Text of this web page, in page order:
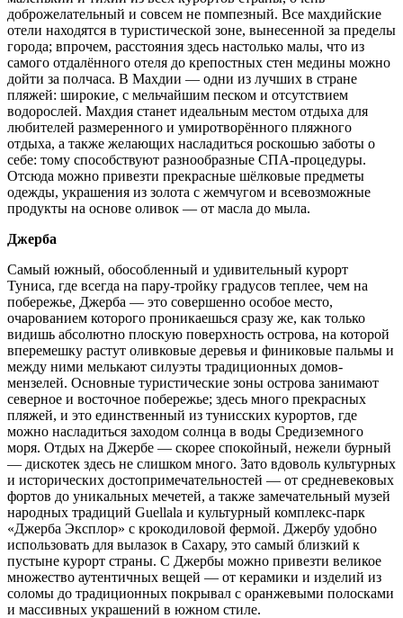
доброжелательный и совсем не помпезный. Все махдийские
отели находятся в туристической зоне, вынесенной за пределы
города; впрочем, расстояния здесь настолько малы, что из
самого отдалённого отеля до крепостных стен медины можно
дойти за полчаса. В Махдии — одни из лучших в стране
пляжей: широкие, с мельчайшим песком и отсутствием
водорослей. Махдия станет идеальным местом отдыха для
любителей размеренного и умиротворённого пляжного
отдыха, а также желающих насладиться роскошью заботы о
себе: тому способствуют разнообразные СПА-процедуры.
Отсюда можно привезти прекрасные шёлковые предметы
одежды, украшения из золота с жемчугом и всевозможные
продукты на основе оливок — от масла до мыла.
Джерба
Самый южный, обособленный и удивительный курорт
Туниса, где всегда на пару-тройку градусов теплее, чем на
побережье, Джерба — это совершенно особое место,
очарованием которого проникаешься сразу же, как только
видишь абсолютно плоскую поверхность острова, на которой
вперемешку растут оливковые деревья и финиковые пальмы и
между ними мелькают силуэты традиционных домов-
мензелей. Основные туристические зоны острова занимают
северное и восточное побережье; здесь много прекрасных
пляжей, и это единственный из тунисских курортов, где
можно насладиться заходом солнца в воды Средиземного
моря. Отдых на Джербе — скорее спокойный, нежели бурный
— дискотек здесь не слишком много. Зато вдоволь культурных
и исторических достопримечательностей — от средневековых
фортов до уникальных мечетей, а также замечательный музей
народных традиций Guellala и культурный комплекс-парк
«Джерба Эксплор» с крокодиловой фермой. Джербу удобно
использовать для вылазок в Сахару, это самый близкий к
пустыне курорт страны. С Джербы можно привезти великое
множество аутентичных вещей — от керамики и изделий из
соломы до традиционных покрывал с оранжевыми полосками
и массивных украшений в южном стиле.